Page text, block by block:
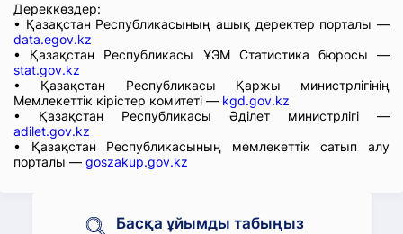
Дереккөздер:
• Қазақстан Республикасының ашық деректер порталы —
data.egov.kz
• Қазақстан Республикасы ҰЭМ Статистика бюросы —
stat.gov.kz
• Қазақстан Республикасы Қаржы министрлігінің
Мемлекеттік кірістер комитеті — kgd.gov.kz
• Қазақстан Республикасы Әділет министрлігі —
adilet.gov.kz
• Қазақстан Республикасының мемлекеттік сатып алу
порталы — goszakup.gov.kz
Басқа ұйымды табыңыз